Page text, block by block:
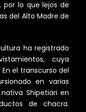
por lo que lejos de
del Alto Madre de
ha registrado
cuya
el transcurso del
en varias
Shipetiari en
de chacra.